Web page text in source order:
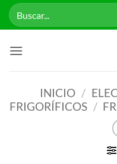
Saltar
Buscar
por:
INICIO /
FRIGORÍFICOS /